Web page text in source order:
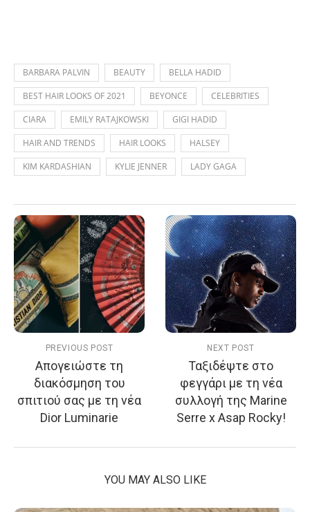
BARBARA PALVIN BEAUTY
BELLA HADID
BEST HAIR LOOKS OF 2021
BEYONCE
CELEBRITIES
CIARA
EMILY RATAJKOWSKI
GIGI HADID
HAIR AND TRENDS
HAIR LOOKS
HALSEY
KIM KARDASHIAN
KYLIE JENNER LADY GAGA
PREVIOUS POST
Απογειώστε τη
διακόσμηση του
σπιτιού σας με τη νέα
Dior Luminarie
NEXT POST
Ταξιδέψτε στο
φεγγάρι με τη νέα
συλλογή της Μarine
Serre x Asap Rocky!
YOU MAY ALSO LIKE